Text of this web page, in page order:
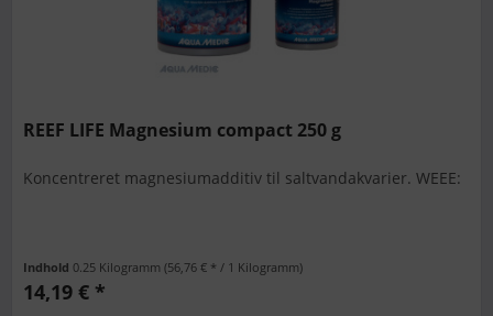
REEF LIFE Magnesium compact 250 g
Koncentreret magnesiumadditiv til saltvandakvarier. WEEE:
Indhold 0.25 Kilogramm(56,76 € * / 1 Kilogramm)
14,19 € *